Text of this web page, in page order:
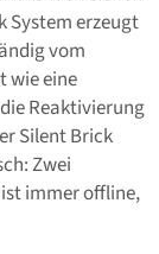
System erzeugt
vom
wie eine
Reaktivierung
Silent Brick
Zwei
immer offline,